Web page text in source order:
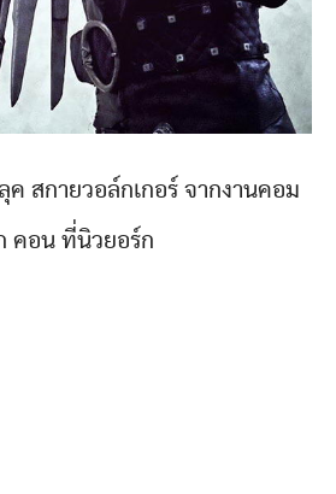
สกายวอล์กเกอร์ จากงานคอม
คอน ที่นิวยอร์ก